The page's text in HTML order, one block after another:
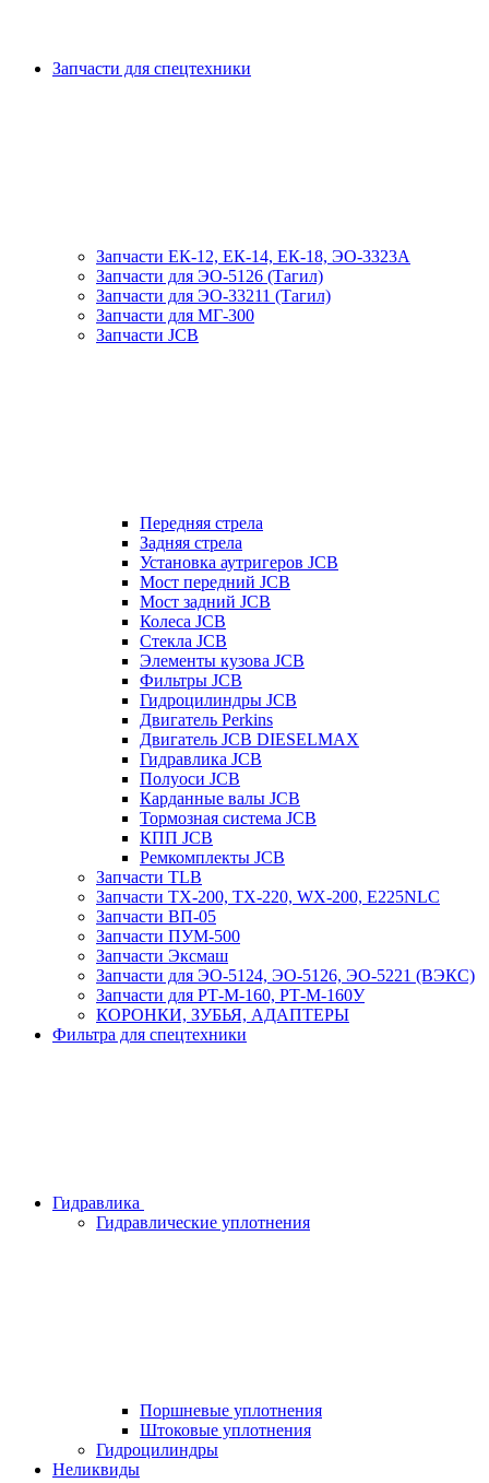
Запчасти для спецтехники
Запчасти ЕК-12, ЕК-14, ЕК-18, ЭО-3323А
Запчасти для ЭО-5126 (Тагил)
Запчасти для ЭО-33211 (Тагил)
Запчасти для МГ-300
Запчасти JCB
Передняя стрела
Задняя стрела
Установка аутригеров JCB
Мост передний JCB
Мост задний JCB
Колеса JCB
Стекла JCB
Элементы кузова JCB
Фильтры JCB
Гидроцилиндры JCB
Двигатель Perkins
Двигатель JCB DIESELMAX
Гидравлика JCB
Полуоси JCB
Карданные валы JCB
Тормозная система JCB
КПП JCB
Ремкомплекты JCB
Запчасти TLB
Запчасти TX-200, TX-220, WX-200, E225NLC
Запчасти ВП-05
Запчасти ПУМ-500
Запчасти Эксмаш
Запчасти для ЭО-5124, ЭО-5126, ЭО-5221 (ВЭКС)
Запчасти для РТ-М-160, РТ-М-160У
КОРОНКИ, ЗУБЬЯ, АДАПТЕРЫ
Фильтра для спецтехники
Гидравлика
Гидравлические уплотнения
Поршневые уплотнения
Штоковые уплотнения
Гидроцилиндры
Неликвиды